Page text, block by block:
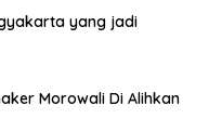
yang jadi
Morowali Di Alihkan